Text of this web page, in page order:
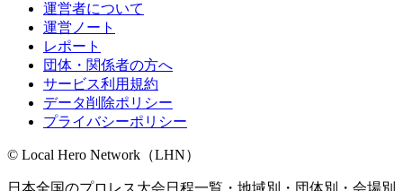
運営者について
運営ノート
レポート
団体・関係者の方へ
サービス利用規約
データ削除ポリシー
プライバシーポリシー
© Local Hero Network（LHN）